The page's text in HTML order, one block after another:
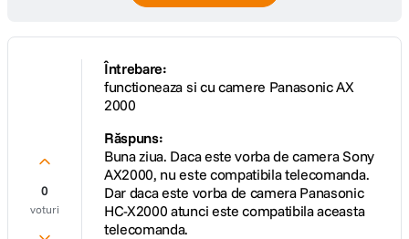
0
voturi
Întrebare:
functioneaza si cu camere Panasonic AX
2000
Răspuns:
Buna ziua. Daca este vorba de camera Sony
AX2000, nu este compatibila telecomanda.
Dar daca este vorba de camera Panasonic
HC-X2000 atunci este compatibila aceasta
telecomanda.